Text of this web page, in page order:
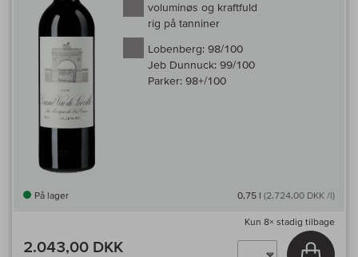
voluminøs og kraftfuld
rig på tanniner
Lobenberg: 98/100
Jeb Dunnuck: 99/100
Parker: 98+/100
På lager 0,75 l (2.724,00 DKK /l)
Kun 8× stadig tilbage
2.043,00 DKK Læg i